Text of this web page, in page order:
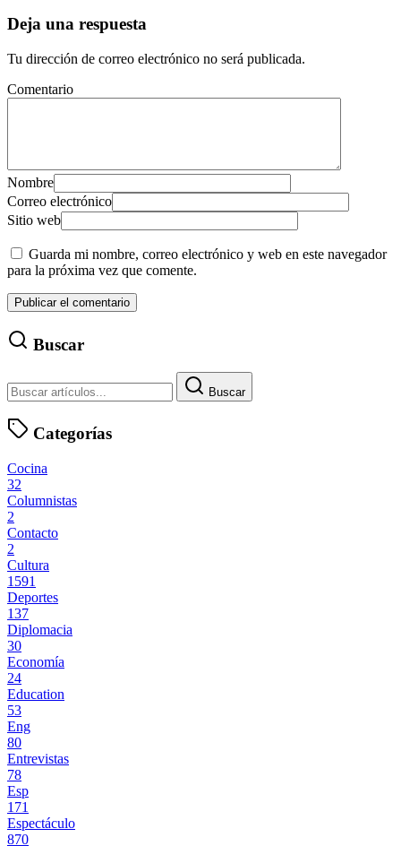
Deja una respuesta
Tu dirección de correo electrónico no será publicada.
Comentario
Nombre
Correo electrónico
Sitio web
Guarda mi nombre, correo electrónico y web en este navegador
para la próxima vez que comente.
Buscar
Buscar
Categorías
Cocina
32
Columnistas
2
Contacto
2
Cultura
1591
Deportes
137
Diplomacia
30
Economía
24
Education
53
Eng
80
Entrevistas
78
Esp
171
Espectáculo
870